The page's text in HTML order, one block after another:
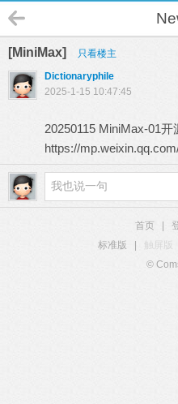
[MiniMax]
只看楼主
Dictionaryphile
2025-1-15 10:47:45
20250115 MiniMax-01
https://
首页
标准版
触屏版
©